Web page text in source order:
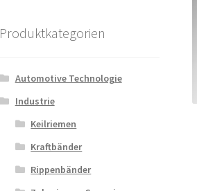
Produktkategorien
Automotive Technologie
Industrie
Keilriemen
Kraftbänder
Rippenbänder